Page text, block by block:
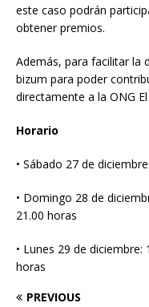
este caso podrán
obtener premios.
Además, para facilitar la
bizum para poder
directamente a la ONG
Horario
• Sábado 27 de
• Domingo 28 de
21.00 horas
• Lunes 29 de
horas
PREVIOUS